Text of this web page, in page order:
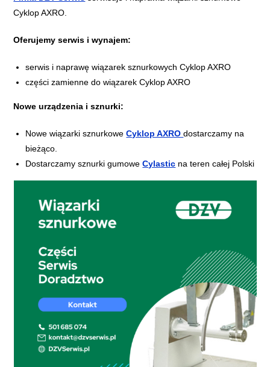
Cyklop AXRO.
Oferujemy serwis i wynajem:
serwis i naprawę wiązarek sznurkowych Cyklop AXRO
części zamienne do wiązarek Cyklop AXRO
Nowe urządzenia i sznurki:
Nowe wiązarki sznurkoweCyklop AXROdostarczamy na
bieżąco.
Dostarczamy sznurki gumoweCylastic na teren całej Polski